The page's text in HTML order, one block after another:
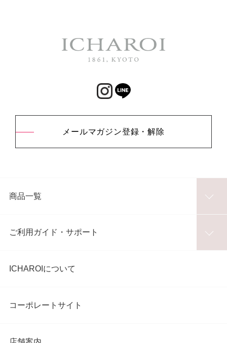
メールマガジン登録・解除
商品一覧
ご利用ガイド・サポート
ICHAROIについて
コーポレートサイト